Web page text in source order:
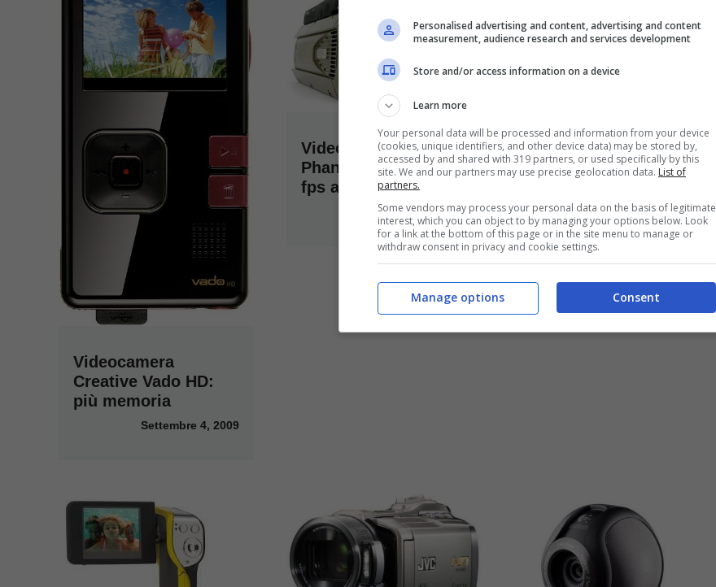
Videocamera
Creative Vado HD:
più memoria
Settembre 4, 2009
Videocamera
Phantom v12.1: 6933
fps a 720p
Agosto 31, 2009
Webcam per
notebook Hercules
Personalised advertising and content, advertising and content
measurement, audience research and services development
Store and/or access information on a device
Learn more
Your personal data will be processed and information from your device
(cookies, unique identifiers, and other device data) may be stored by,
accessed by and shared with 319 partners, or used specifically by this
site. We and our partners may use precise geolocation data. List of
partners.
Some vendors may process your personal data on the basis of legitimate
interest, which you can object to by managing your options below. Look
for a link at the bottom of this page or in the site menu to manage or
withdraw consent in privacy and cookie settings.
Consent
Manage options